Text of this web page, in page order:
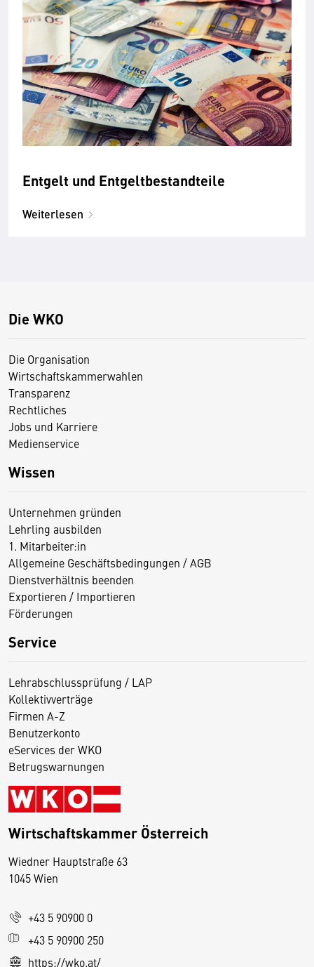
Entgelt und Entgelt­bestandteile
Weiterlesen
Die WKO
Die Organisation
Wirtschaftskammerwahlen
Transparenz
Rechtliches
Jobs und Karriere
Medienservice
Wissen
Unternehmen gründen
Lehrling ausbilden
1. Mitarbeiter:in
Allgemeine Geschäftsbedingungen / AGB
Dienstverhältnis beenden
Exportieren / Importieren
Förderungen
Service
Lehrabschlussprüfung / LAP
Kollektivverträge
Firmen A-Z
Benutzerkonto
eServices der WKO
Betrugswarnungen
Wirtschaftskammer Österreich
Wiedner Hauptstraße 63
1045 Wien
+43 5 90900 0
+43 5 90900 250
https://wko.at/
D
s
e
S